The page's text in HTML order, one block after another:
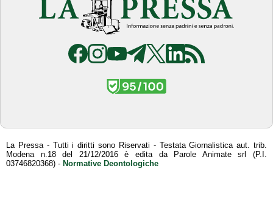
La Pressa - Tutti i diritti sono Riservati - Testata Giornalistica aut. trib.
Modena n.18 del 21/12/2016 è edita da Parole Animate srl (P.I.
03746820368) - Normative Deontologiche